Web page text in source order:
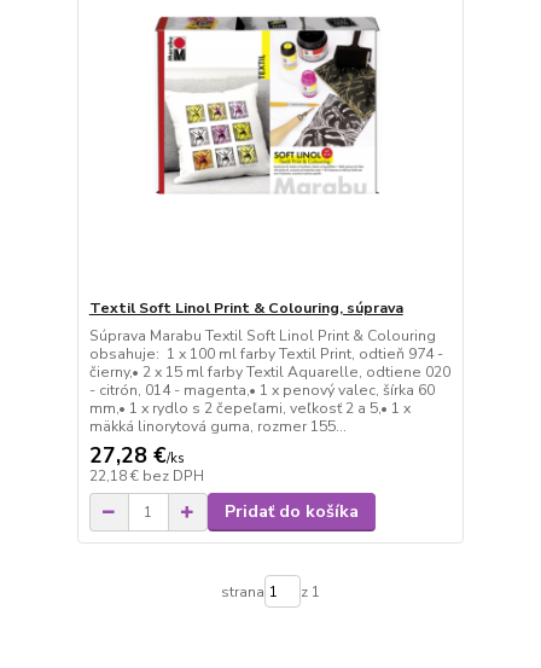
Textil Soft Linol Print & Colouring, súprava
Súprava Marabu Textil Soft Linol Print & Colouring
obsahuje: 1 x 100 ml farby Textil Print, odtieň 974 -
čierny,• 2 x 15 ml farby Textil Aquarelle, odtiene 020
- citrón, 014 - magenta,• 1 x penový valec, šírka 60
mm,• 1 x rydlo s 2 čepeľami, veľkosť 2 a 5,• 1 x
mäkká linorytová guma, rozmer 155...
27,28 €/ks
22,18 € bez DPH
Pridať do košíka
strana z 1